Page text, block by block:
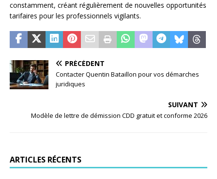
constamment, créant régulièrement de nouvelles opportunités
tarifaires pour les professionnels vigilants.
PRÉCÉDENT
Contacter Quentin Bataillon pour vos démarches
juridiques
SUIVANT
Modèle de lettre de démission CDD gratuit et conforme 2026
ARTICLES RÉCENTS